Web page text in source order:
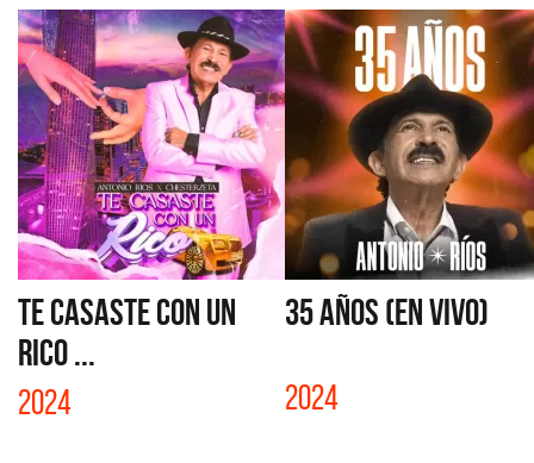
TE CASASTE CON UN
RICO ...
2024
35 AÑOS (EN VIVO)
2024